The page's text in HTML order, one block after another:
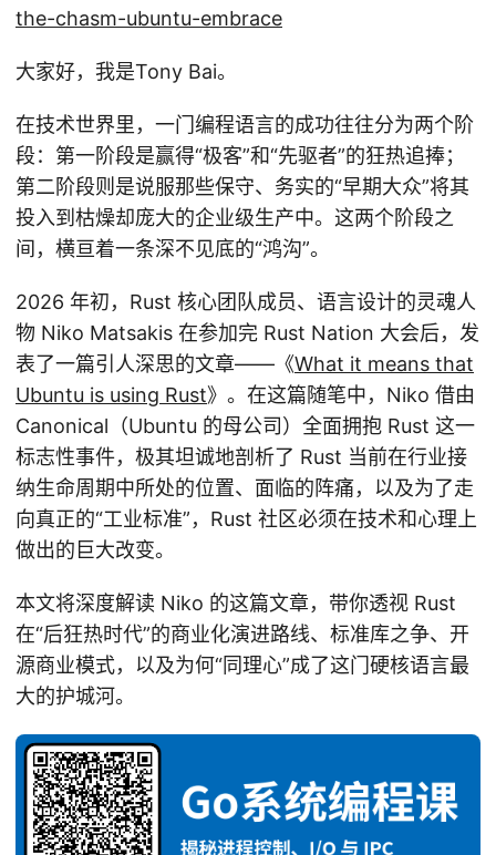
the-chasm-ubuntu-embrace
大家好，我是Tony Bai。
在技术世界里，一门编程语言的成功往往分为两个阶
段：第一阶段是赢得“极客”和“先驱者”的狂热追捧；
第二阶段则是说服那些保守、务实的“早期大众”将其
投入到枯燥却庞大的企业级生产中。这两个阶段之
间，横亘着一条深不见底的“鸿沟”。
2026 年初，Rust 核心团队成员、语言设计的灵魂人
物 Niko Matsakis 在参加完 Rust Nation 大会后，发
表了一篇引人深思的文章——《What it means that
Ubuntu is using Rust》。在这篇随笔中，Niko 借由
Canonical（Ubuntu 的母公司）全面拥抱 Rust 这一
标志性事件，极其坦诚地剖析了 Rust 当前在行业接
纳生命周期中所处的位置、面临的阵痛，以及为了走
向真正的“工业标准”，Rust 社区必须在技术和心理上
做出的巨大改变。
本文将深度解读 Niko 的这篇文章，带你透视 Rust
在“后狂热时代”的商业化演进路线、标准库之争、开
源商业模式，以及为何“同理心”成了这门硬核语言最
大的护城河。